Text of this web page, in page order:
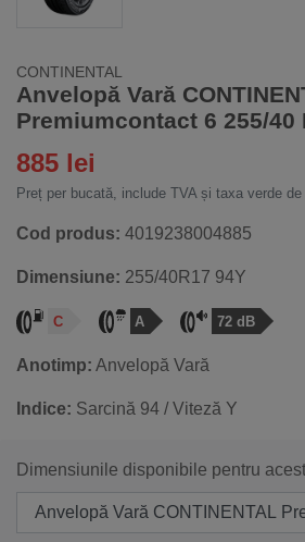
CONTINENTAL
Anvelopă Vară
Premiumcontact 6 255/40
885 lei
Preț per bucată, include TVA și taxa verde de
Cod produs: 4019238004885
Dimensiune: 255/40R17 94Y
C A 72 dB
Anotimp: Anvelopă Vară
Indice: Sarcină 94 / Viteză Y
Dimensiunile disponibile pentru